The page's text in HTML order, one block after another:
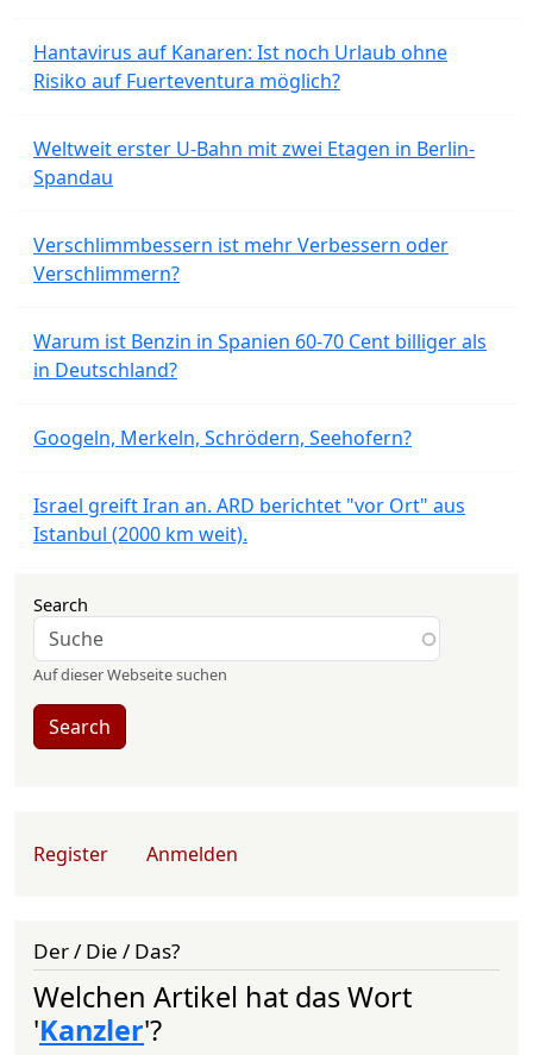
Hantavirus auf Kanaren: Ist noch Urlaub ohne
Risiko auf Fuerteventura möglich?
Weltweit erster U-Bahn mit zwei Etagen in Berlin-
Spandau
Verschlimmbessern ist mehr Verbessern oder
Verschlimmern?
Warum ist Benzin in Spanien 60-70 Cent billiger als
in Deutschland?
Googeln, Merkeln, Schrödern, Seehofern?
Israel greift Iran an. ARD berichtet "vor Ort" aus
Istanbul (2000 km weit).
Search
Auf dieser Webseite suchen
Search
Register Anmelden
Der / Die / Das?
Welchen Artikel hat das Wort
'Kanzler'?